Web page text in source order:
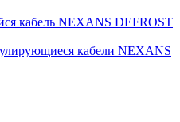
кабель NEXANS DEFROST
кабели NEXANS